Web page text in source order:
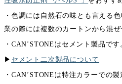
・色調には自然石の味とも言える
業の際には複数のカートンから混ぜ
・CAN’STONEはセメント製品です
▶︎ セメント二次製品について
・CAN’STONEは特注カラーでの